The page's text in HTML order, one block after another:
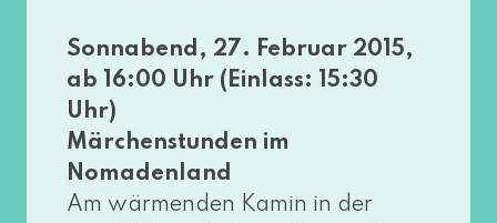
Sonnabend, 27. Februar 2015,
ab 16:00 Uhr (Einlass: 15:30
Uhr)
Märchenstunden im
Nomadenland
Am wär­men­den Kamin in der